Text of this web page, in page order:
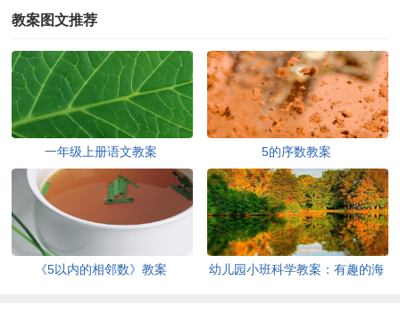
教案图文推荐
一年级上册语文教案 5的序数教案
《5以内的相邻数》教案
幼儿园小班科学教案：有趣的海